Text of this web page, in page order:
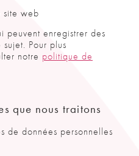
site web
peuvent enregistrer des
Pour plus
notre politique de
que nous traitons
de données personnelles